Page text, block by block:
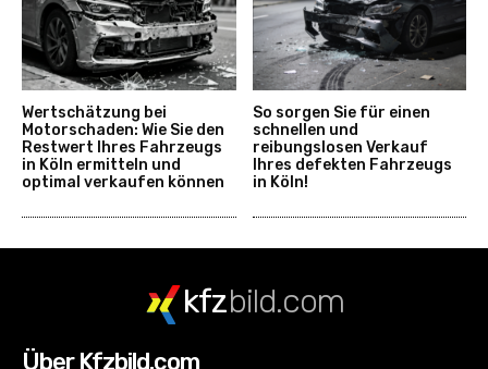
Wertschätzung bei
Motorschaden: Wie Sie den
Restwert Ihres Fahrzeugs
in Köln ermitteln und
optimal verkaufen können
So sorgen Sie für einen
schnellen und
reibungslosen Verkauf
Ihres defekten Fahrzeugs
in Köln!
kfzbild.com
Über Kfzbild.com